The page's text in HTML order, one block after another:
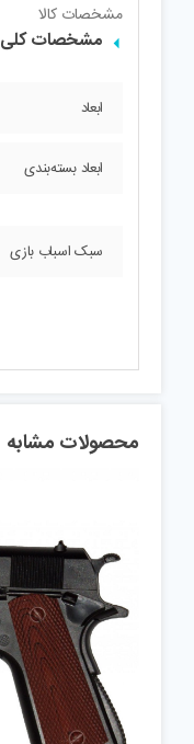
مشخصات کالا
مشخصات کلی
ابعاد
ابعاد بسته‌بندی
سبک اسباب بازی
محصولات مشابه